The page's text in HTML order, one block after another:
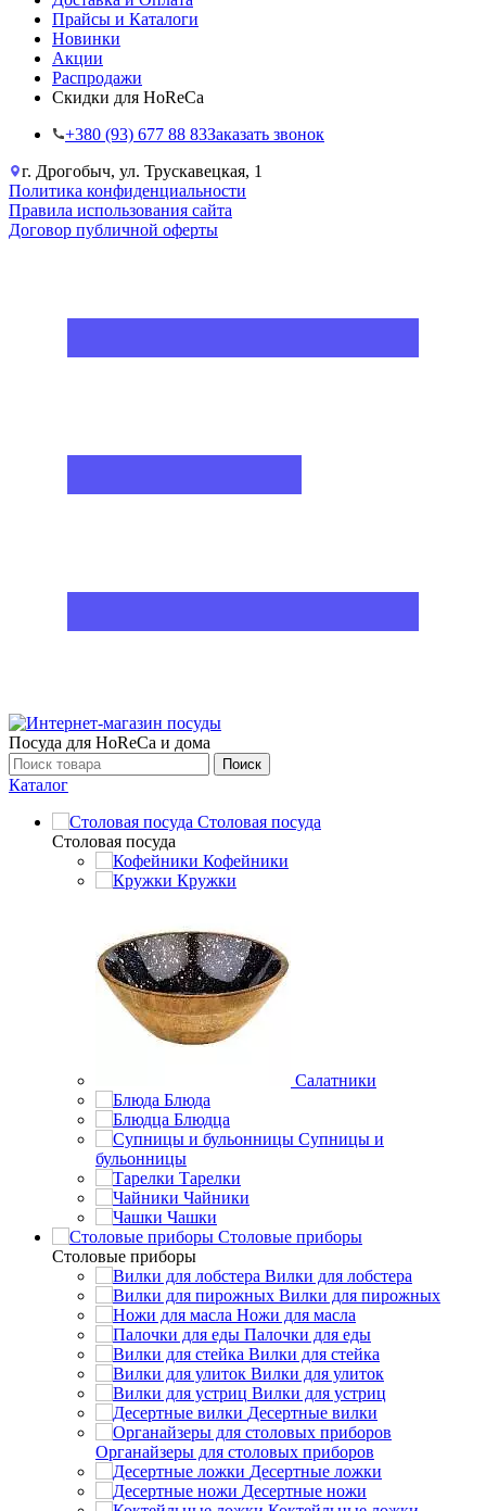
Прайсы и Каталоги
Новинки
Акции
Распродажи
Скидки для HoReCa
+38‎0 (93) 677 88 83Заказать звонок
г. Дрогобыч, ул. Трускавецкая, 1
Политика конфиденциальности
Правила использования сайта
Договор публичной оферты
Посуда для HoReCa и дома
Поиск
Каталог
Столовая посуда
Столовая посуда
Кофейники
Кружки
Салатники
Блюда
Блюдца
Супницы и
бульонницы
Тарелки
Чайники
Чашки
Cтоловые приборы
Cтоловые приборы
Вилки для лобстера
Вилки для пирожных
Ножи для масла
Палочки для еды
Вилки для стейка
Вилки для улиток
Вилки для устриц
Десертные вилки
Органайзеры для столовых приборов
Десертные ложки
Десертные ножи